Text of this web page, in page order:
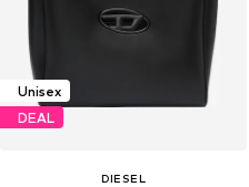
Unisex
DEAL
DIESEL